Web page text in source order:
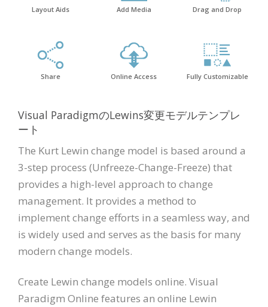
Layout Aids Add Media Drag and Drop
Share Online Access Fully Customizable
Visual ParadigmのLewins変更モデルテンプレ
ート
The Kurt Lewin change model is based around a
3-step process (Unfreeze-Change-Freeze) that
provides a high-level approach to change
management. It provides a method to
implement change efforts in a seamless way, and
is widely used and serves as the basis for many
modern change models.
Create Lewin change models online. Visual
Paradigm Online features an online Lewin